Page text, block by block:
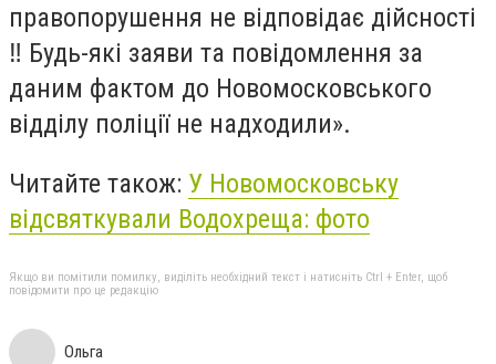
правопорушення не відповідає дійсності
‼ Будь-які заяви та повідомлення за
даним фактом до Новомосковського
відділу поліції не надходили».
Читайте також: У Новомосковську
відсвяткували Водохреща: фото
Якщо ви помітили помилку, виділіть необхідний текст і натисніть Ctrl + Enter, щоб
повідомити про це редакцію
Ольга